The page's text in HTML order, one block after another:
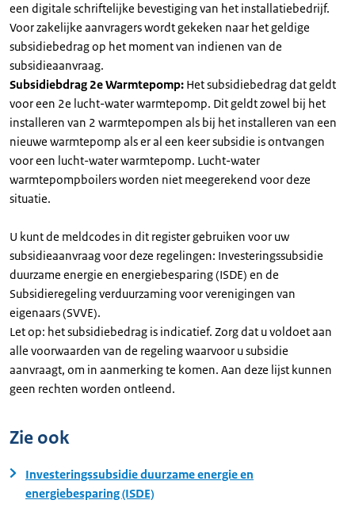
een digitale schriftelijke bevestiging van het installatiebedrijf.
Voor zakelijke aanvragers wordt gekeken naar het geldige
subsidiebedrag op het moment van indienen van de
subsidieaanvraag.
Subsidiebdrag 2e Warmtepomp: Het subsidiebedrag dat geldt
voor een 2e lucht-water warmtepomp. Dit geldt zowel bij het
installeren van 2 warmtepompen als bij het installeren van een
nieuwe warmtepomp als er al een keer subsidie is ontvangen
voor een lucht-water warmtepomp. Lucht-water
warmtepompboilers worden niet meegerekend voor deze
situatie.
U kunt de meldcodes in dit register gebruiken voor uw
subsidieaanvraag voor deze regelingen: Investeringssubsidie
duurzame energie en energiebesparing (ISDE) en de
Subsidieregeling verduurzaming voor verenigingen van
eigenaars (SVVE).
Let op: het subsidiebedrag is indicatief. Zorg dat u voldoet aan
alle voorwaarden van de regeling waarvoor u subsidie
aanvraagt, om in aanmerking te komen. Aan deze lijst kunnen
geen rechten worden ontleend.
Zie ook
Investeringssubsidie duurzame energie en
energiebesparing (ISDE)